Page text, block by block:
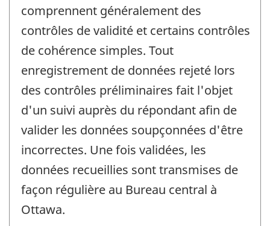
comprennent généralement des
contrôles de validité et certains contrôles
de cohérence simples. Tout
enregistrement de données rejeté lors
des contrôles préliminaires fait l'objet
d'un suivi auprès du répondant afin de
valider les données soupçonnées d'être
incorrectes. Une fois validées, les
données recueillies sont transmises de
façon régulière au Bureau central à
Ottawa.